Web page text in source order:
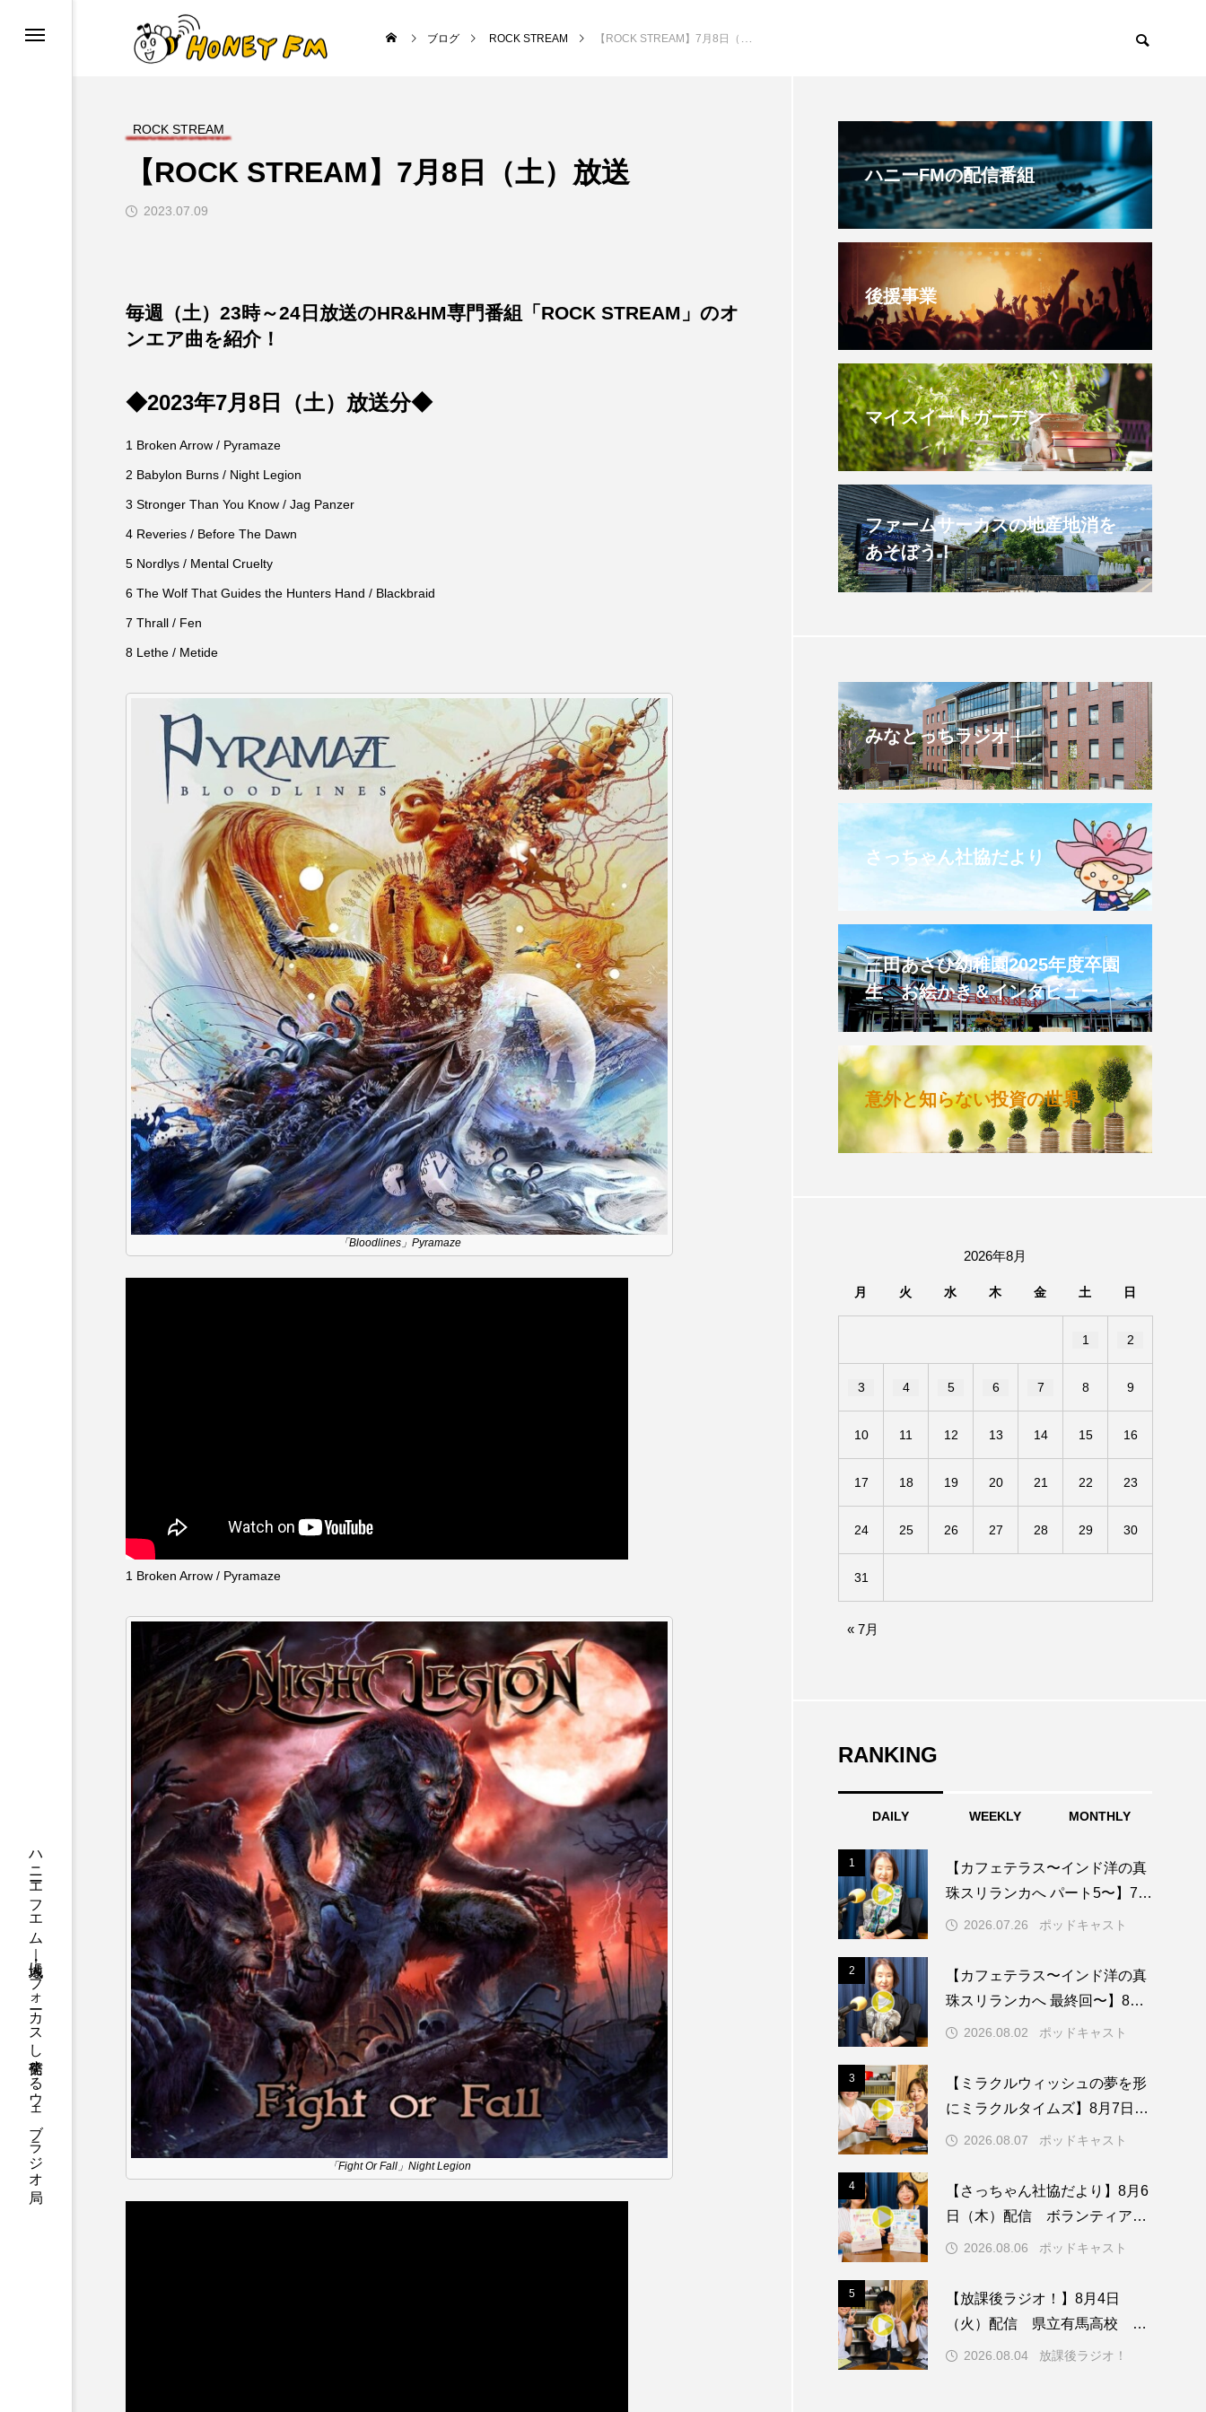
ハニーエフエム｜地域・人にフォーカスし発信するウェブラジオ局
からすみまで
らすみまで】3月16
市立 高平小学校
放課後ラジオ！
【放課後ラジオ！】8月4日（火）
配信 県立有馬高校 第74回兵庫
2026.08.04
後援事業 きてみで東北
【内藤美保のきてみで東北】3月7
日（土）配信 宮城県登米市「東
北風土マラソン」
幼稚園だより
【幼稚園だより】8月5
よい幼稚園：先生に1
ごし方をお聞きしまし
2026.08.05

10周年記念 12月号 1975年のケルン・コンサート 1学期 2025年
2025年度 2026 2026年 2026年度 20周年 2学期 4年生 6年生
6月号 77 7月 accototo BAD GENIUS BL出版 CROSSING 心の交差点
DEPARTURES FACES PLACES globe HAMNET HERE 時を越えて
IT’S OKAY！ J-POP JAZZ KADOKAWA KDDI
lets追求the牛肉 LOST LAND MOCOコレクション オムニバス
ROKKO 森の音ミュージアム ROKKO森の音ミュージアム Rooting Aroma SAKDAC HARMO
SANDA ORGANIC VILLAGE MEETINGのつながるラジオ SDGs・タイプスマート農業推進プロジェクト関西学院AgriNOVA
SIKIガーデン Autumn Season Singing with a smile snowwhite SPOTTED PRODUCTIONS/TWIN
SUNSUNキッズ The Room Next Door This is SUEKI We Live In Time youtube
Yukoの子連れハワイ旅珍道中 ⻑尾謙杜 「THE オリバーな犬、（Gosh!!）このヤロウMOVIE」
『今日の空が一番好き、とまだ言えない僕は』 あいはらひろゆき
あかしあ台小学校 あじさいコンサート あっぷっぷのぷ～
おいしい絵本 おしえて絵本
かしこいエルゼ
こぐまのいばしょ
こだわり城紀行 こども学芸員とつくる『夏のこども美術館』 こーろ・るみえーる
さっちゃん社協だより そんなにみないでくださいな
ちめいど ちめいど雄介のお砂糖ミルクはどうされますか つつじが丘小学校 つながりCafe‐Nanana no Moe
つなごーごー てっぺんの向こうにあなたがいる とくとくトーク
にげてさがして のん はたらくおやさい バナナもいるよ！
ひとつの机、ふたつの制服 ひろかわさえこ ぴぽん ふくし情報 ふたりの魔女
ふつうの子ども ぶらりまち歩き まこみちの爆笑肉トーク！ みなとっちラジオ！
みるくっくキッズクラブ逆瀬川 みるくっ子通信 みるくのえほん
もっと知りたい認知症のこと もんがきとしこの知りたい、聞きたい、伝えたい
ゆたかな第三の人生のススメ ゆりのき台中学校 ゆりのき台小学校
わたしらしく心豊かに過ごすためのふくし情報！ わたなべあや
アカデミックコモンズ アクトスクエア アナ・レナス アニバーサリースクラップブッキング
アニメーション映画 アプレンティス アメリカ アメリカ・イギリス製作 アメリカ映画 アメリカ製作
アリのおでかけ アリアナ・グランデ アリス館 アル・パチーノ アン・ハサウェイ
アーカイブ アート イエス・キリスト イギリス イギリス映画 イギリス製作 イタリア
イタリア映画 イベント イラク インタビュー インド映画 ウィキッド
エミリー・ワトソン
エンターテインメント オダギリジョー
カフェテラス
ブログ ROCK STREAM 【ROCK STREAM】7月8日（土）放送
ROCK STREAM
【ROCK STREAM】7月8日（土）放送
2023.07.09
毎週（土）23時～24日放送のHR&HM専門番組「ROCK STREAM」のオ
ンエア曲を紹介！
◆2023年7月8日（土）放送分◆
1 Broken Arrow / Pyramaze
2 Babylon Burns / Night Legion
3 Stronger Than You Know / Jag Panzer
4 Reveries / Before The Dawn
5 Nordlys / Mental Cruelty
6 The Wolf That Guides the Hunters Hand / Blackbraid
7 Thrall / Fen
8 Lethe / Metide
「Bloodlines」Pyramaze
1 Broken Arrow / Pyramaze
「Fight Or Fall」Night Legion
ハニーFMの配信番組
後援事業
マイスイートガーデン
ファームサーカスの地産地消を
あそぼう！
みなとっちラジオ！
さっちゃん社協だより
三田あさひ幼稚園2025年度卒園
生 お絵かき＆インタビュー
意外と知らない投資の世界
2026年8月
月 火 水 木 金 土 日
1 2
3 4 5 6 7 8 9
10 11 12 13 14 15 16
17 18 19 20 21 22 23
24 25 26 27 28 29 30
31
« 7月
RANKING
DAILY WEEKLY MONTHLY
1
【カフェテラス〜インド洋の真
珠スリランカへ パート5〜】7月
26日（日）配信 憧れのツリー
2026.07.26 ポッドキャスト
2
【カフェテラス〜インド洋の真
珠スリランカへ 最終回〜】8月2
日（日）配信 いよいよ友人宅
2026.08.02 ポッドキャスト
3
【ミラクルウィッシュの夢を形
にミラクルタイムズ】8月7日
（金）配信 麹ランチを楽しみ
ョン講座開催！
2026.08.07 ポッドキャスト
4
【さっちゃん社協だより】8月6
日（木）配信 ボランティア活
動センターを紹介します
2026.08.06 ポッドキャスト
5
【放課後ラジオ！】8月4日
（火）配信 県立有馬高校 第
74回兵庫学校農業クラブ連盟大
2026.08.04 放課後ラジオ！